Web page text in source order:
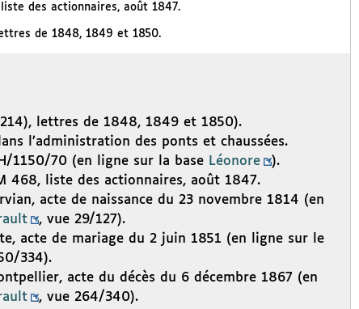
des actionnaires, août 1847.
de 1848, 1849 et 1850.
lettres de 1848, 1849 et 1850).
l’administration des ponts et chaussées.
1150/70 (en ligne sur la base Léonore
).
468, liste des actionnaires, août 1847.
acte de naissance du 23 novembre 1814 (en
, vue 29/127).
acte de mariage du 2 juin 1851 (en ligne sur le
334).
acte du décès du 6 décembre 1867 (en
, vue 264/340).